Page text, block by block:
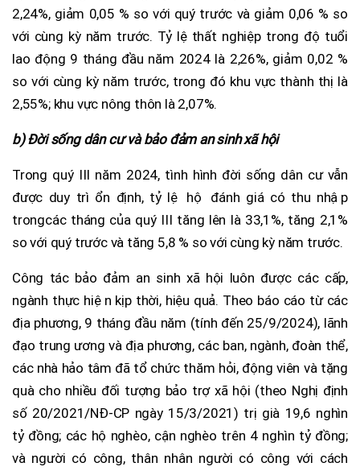
2,24%, giảm 0,05 % so với quý trước và giảm 0,06 % so
với cùng kỳ năm trước. Tỷ lệ thất nghiệp trong độ tuổi
lao động 9 tháng đầu năm 2024 là 2,26%, giảm 0,02 %
so với cùng kỳ năm trước, trong đó khu vực thành thị là
2,55%; khu vực nông thôn là 2,07%.
b) Đời sống dân cư và bảo đảm an sinh xã hội
Trong quý III năm 2024, tình hình đời sống dân cư vẫn
được duy trì ổn định, tỷ lệ hộ đánh giá có thu nhập
trongcác tháng của quý III tăng lên là 33,1%, tăng 2,1%
so với quý trước và tăng 5,8 % so với cùng kỳ năm trước.
Công tác bảo đảm an sinh xã hội luôn được các cấp,
ngành thực hiện kịp thời, hiệu quả. Theo báo cáo từ các
địa phương, 9 tháng đầu năm (tính đến 25/9/2024), lãnh
đạo trung ương và địa phương, các ban, ngành, đoàn thể,
các nhà hảo tâm đã tổ chức thăm hỏi, động viên và tặng
quà cho nhiều đối tượng bảo trợ xã hội (theo Nghị định
số 20/2021/NĐ-CP ngày 15/3/2021) trị già 19,6 nghìn
tỷ đồng; các hộ nghèo, cận nghèo trên 4 nghìn tỷ đồng;
và người có công, thân nhân người có công với cách